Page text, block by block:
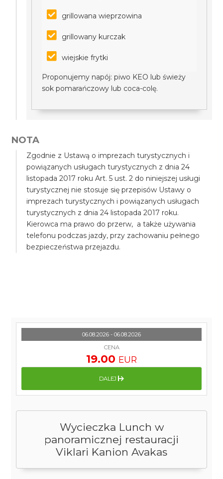
grillowana wieprzowina
grillowany kurczak
wiejskie frytki
Proponujemy napój: piwo KEO lub świeży
sok pomarańczowy lub coca-colę.
NOTA
Zgodnie z Ustawą o imprezach turystycznych i
powiązanych usługach turystycznych z dnia 24
listopada 2017 roku Art. 5 ust. 2 do niniejszej usługi
turystycznej nie stosuje się przepisów Ustawy o
imprezach turystycznych i powiązanych usługach
turystycznych z dnia 24 listopada 2017 roku.
Kierowca ma prawo do przerw, a także używania
telefonu podczas jazdy, przy zachowaniu pełnego
bezpieczeństwa przejazdu.
Wycieczka Lunch w
panoramicznej restauracji
Viklari Kanion Avakas
06.08.2026 - 06.08.2026
CENA
19.00 EUR
DALEJ